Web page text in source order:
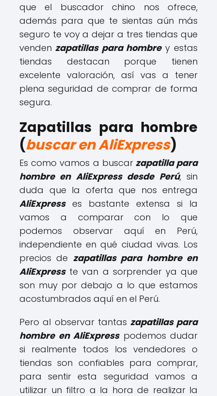
que el buscador chino nos ofrece,
además para que te sientas aún más
seguro te voy a dejar a tres tiendas que
venden zapatillas para hombrey estas
tiendas destacan porque tienen
excelente valoración, así vas a tener
plena seguridad de comprar de forma
segura.
Zapatillas para hombre
(buscar en AliExpress)
Es como vamos a buscarzapatilla para
hombre en AliExpress desde Perú, sin
duda que la oferta que nos entrega
AliExpresses bastante extensa si la
vamos a comparar con lo que
podemos observar aquí en Perú,
independiente en qué ciudad vivas. Los
precios de zapatillas para hombre en
AliExpresste van a sorprender ya que
son muy por debajo a lo que estamos
acostumbrados aquí en el Perú.
Pero al observar tantas zapatillas para
hombre en AliExpresspodemos dudar
si realmente todos los vendedores o
tiendas son confiables para comprar,
para sentir esta seguridad vamos a
utilizar un filtro a la hora de realizar la